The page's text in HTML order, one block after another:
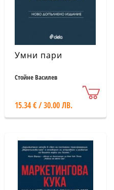
Умни пари
Стойне Василев
15.34 € / 30.00 ЛВ.